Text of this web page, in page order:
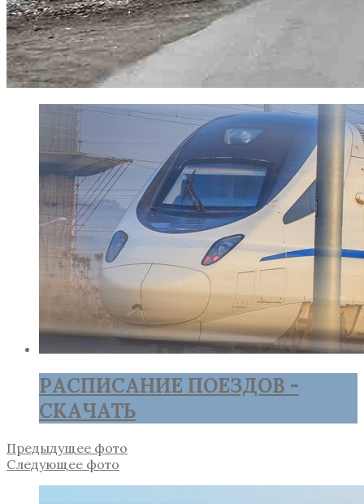
РАСПИСАНИЕ ПОЕЗДОВ -
СКАЧАТЬ
Предыдущее фото
Следующее фото